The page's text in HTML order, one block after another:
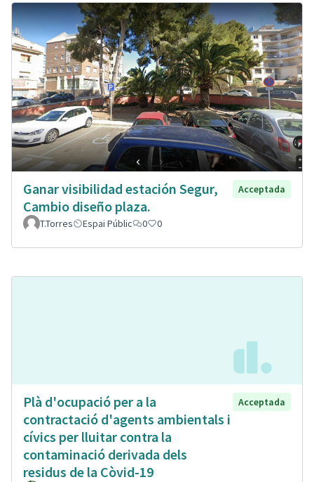
Ganar visibilidad estación Segur,
Cambio diseño plaza.
Acceptada
T.Torres Espai Públic 0 0
Plà d'ocupació per a la
contractació d'agents ambientals i
cívics per lluitar contra la
contaminació derivada dels
residus de la Còvid-19
Acceptada